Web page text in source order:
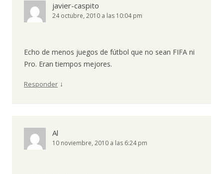
javier-caspito
24 octubre, 2010 a las 10:04 pm
Echo de menos juegos de fútbol que no sean FIFA ni
Pro. Eran tiempos mejores.
Responder ↓
Al
10 noviembre, 2010 a las 6:24 pm